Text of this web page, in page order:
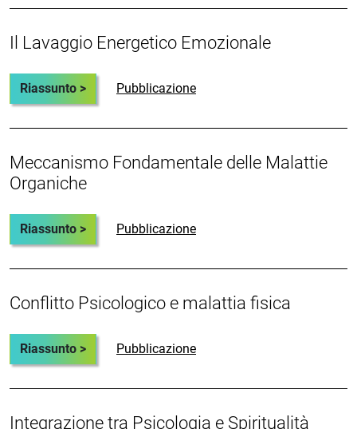
Il Lavaggio Energetico Emozionale
Riassunto > Pubblicazione
Meccanismo Fondamentale delle Malattie
Organiche
Riassunto > Pubblicazione
Conflitto Psicologico e malattia fisica
Riassunto > Pubblicazione
Integrazione tra Psicologia e Spiritualità